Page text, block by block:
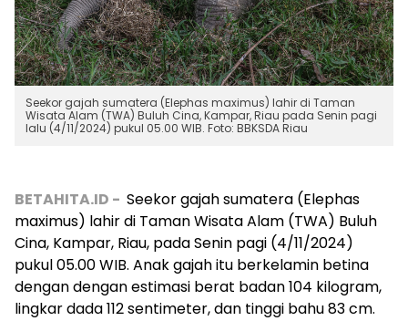
Seekor gajah sumatera (Elephas maximus) lahir di Taman
Wisata Alam (TWA) Buluh Cina, Kampar, Riau pada Senin pagi
lalu (4/11/2024) pukul 05.00 WIB. Foto: BBKSDA Riau
BETAHITA.ID - Seekor gajah sumatera (Elephas
maximus) lahir di Taman Wisata Alam (TWA) Buluh
Cina, Kampar, Riau, pada Senin pagi (4/11/2024)
pukul 05.00 WIB. Anak gajah itu berkelamin betina
dengan dengan estimasi berat badan 104 kilogram,
lingkar dada 112 sentimeter, dan tinggi bahu 83 cm.